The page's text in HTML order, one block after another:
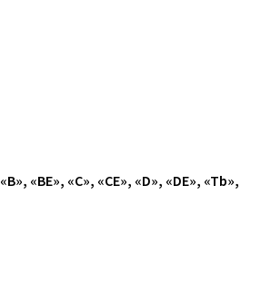
«BE», «C», «CE», «D», «DE», «Tb»,